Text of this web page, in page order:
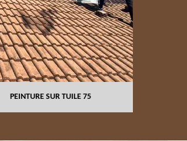
PEINTURE SUR TUILE 75